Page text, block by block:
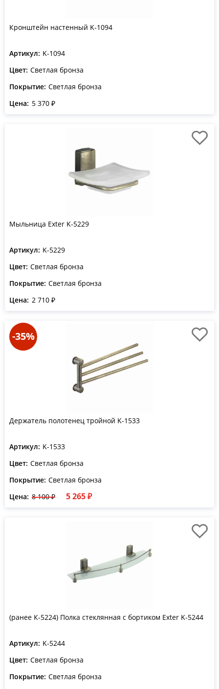
Кронштейн настенный K-1094
Артикул: K-1094
Цвет: Светлая бронза
Покрытие: Светлая бронза
Цена: 5 370 ₽
Мыльница Exter K-5229
Артикул: K-5229
Цвет: Светлая бронза
Покрытие: Светлая бронза
Цена: 2 710 ₽
-35%
Держатель полотенец тройной K-1533
Артикул: K-1533
Цвет: Светлая бронза
Покрытие: Светлая бронза
Цена: 8 100 ₽ 5 265 ₽
(ранее К-5224) Полка стеклянная с бортиком Exter K-5244
Артикул: K-5244
Цвет: Светлая бронза
Покрытие: Светлая бронза